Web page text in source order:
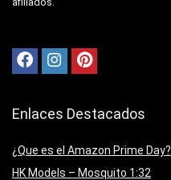
Enlaces Destacados
¿Que es el Amazon Prime Day?
HK Models – Mosquito 1:32